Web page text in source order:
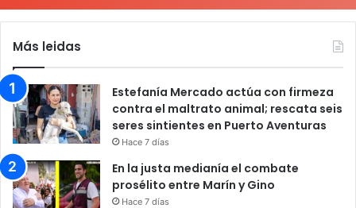
Más leidas
Estefanía Mercado actúa con firmeza
contra el maltrato animal; rescata seis
seres sintientes en Puerto Aventuras
Hace 7 días
En la justa medianía el combate
prosélito entre Marín y Gino
Hace 7 días